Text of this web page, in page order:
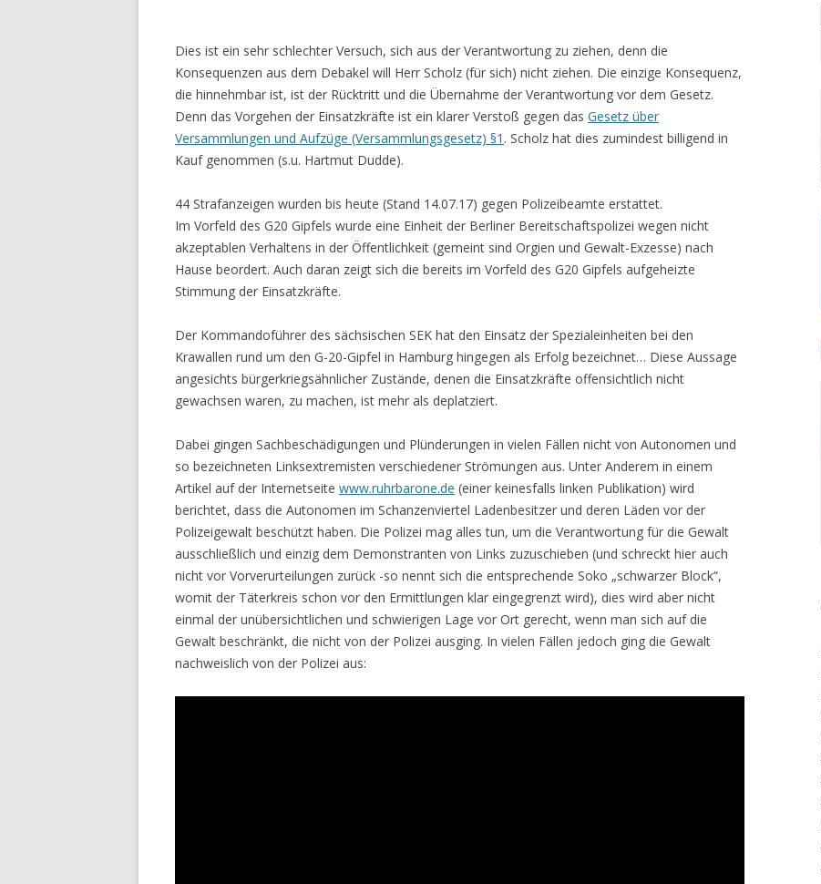
Dies ist ein sehr schlechter Versuch, sich aus der Verantwortung zu ziehen, denn die
Konsequenzen aus dem Debakel will Herr Scholz (für sich) nicht ziehen. Die einzige Konsequenz,
die hinnehmbar ist, ist der Rücktritt und die Übernahme der Verantwortung vor dem Gesetz.
Denn das Vorgehen der Einsatzkräfte ist ein klarer Verstoß gegen das Gesetz über
Versammlungen und Aufzüge (Versammlungsgesetz) §1 . Scholz hat dies zumindest billigend in
Kauf genommen (s.u. Hartmut Dudde).
44 Strafanzeigen wurden bis heute (Stand 14.07.17) gegen Polizeibeamte erstattet.
Im Vorfeld des G20 Gipfels wurde eine Einheit der Berliner Bereitschaftspolizei wegen nicht
akzeptablen Verhaltens in der Öffentlichkeit (gemeint sind Orgien und Gewalt-Exzesse) nach
Hause beordert. Auch daran zeigt sich die bereits im Vorfeld des G20 Gipfels aufgeheizte
Stimmung der Einsatzkräfte.
Der Kommandoführer des sächsischen SEK hat den Einsatz der Spezialeinheiten bei den
Krawallen rund um den G-20-Gipfel in Hamburg hingegen als Erfolg bezeichnet… Diese Aussage
angesichts bürgerkriegsähnlicher Zustände, denen die Einsatzkräfte offensichtlich nicht
gewachsen waren, zu machen, ist mehr als deplatziert.
Dabei gingen Sachbeschädigungen und Plünderungen in vielen Fällen nicht von Autonomen und
so bezeichneten Linksextremisten verschiedener Strömungen aus. Unter Anderem in einem
Artikel auf der Internetseite www.ruhrbarone.de (einer keinesfalls linken Publikation) wird
berichtet, dass die Autonomen im Schanzenviertel Ladenbesitzer und deren Läden vor der
Polizeigewalt beschützt haben. Die Polizei mag alles tun, um die Verantwortung für die Gewalt
ausschließlich und einzig dem Demonstranten von Links zuzuschieben (und schreckt hier auch
nicht vor Vorverurteilungen zurück -so nennt sich die entsprechende Soko „schwarzer Block“,
womit der Täterkreis schon vor den Ermittlungen klar eingegrenzt wird), dies wird aber nicht
einmal der unübersichtlichen und schwierigen Lage vor Ort gerecht, wenn man sich auf die
Gewalt beschränkt, die nicht von der Polizei ausging. In vielen Fällen jedoch ging die Gewalt
nachweislich von der Polizei aus: